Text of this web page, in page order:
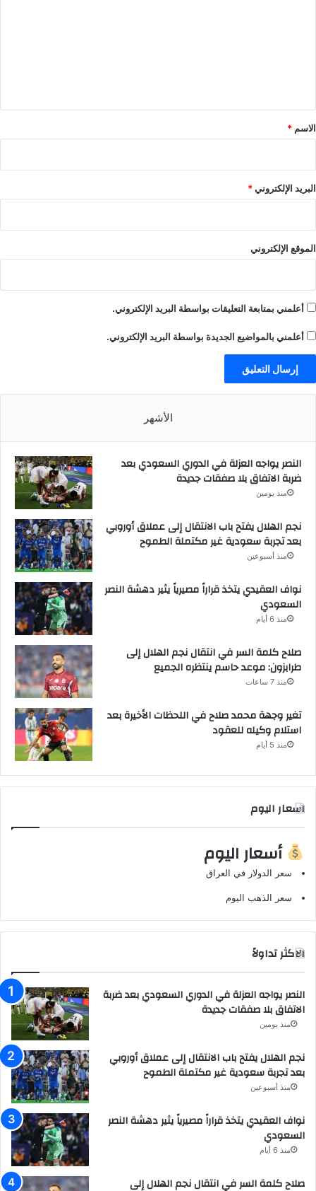
*
الاسم *
البريد الإلكتروني*
الموقع الإلكتروني
أعلمني بمتابعة التعليقات بواسطة البريد الإلكتروني.
أعلمني بالمواضيع الجديدة بواسطة البريد الإلكتروني.
الأشهر
النصر يواجه العزلة في الدوري السعودي بعد
ضربة الاتفاق بلا صفقات جديدة
منذ يومين
نجم الهلال يفتح باب الانتقال إلى عملاق أوروبي
بعد تجربة سعودية غير مكتملة الطموح
منذ أسبوعين
نواف العقيدي يتخذ قراراً مصيرياً يثير دهشة النصر
السعودي
منذ 6 أيام
صلاح كلمة السر في انتقال نجم الهلال إلى
طرابزون: موعد حاسم ينتظره الجميع
منذ 7 ساعات
تغير وجهة محمد صلاح في اللحظات الأخيرة بعد
استلام وكيله للعقود
منذ 5 أيام
اسعار اليوم
أسعار اليوم
سعر الدولار في العراق
سعر الذهب اليوم
الاكثر تداولاً
النصر يواجه العزلة في الدوري السعودي بعد ضربة
الاتفاق بلا صفقات جديدة
منذ يومين
نجم الهلال يفتح باب الانتقال إلى عملاق أوروبي
بعد تجربة سعودية غير مكتملة الطموح
منذ أسبوعين
نواف العقيدي يتخذ قراراً مصيرياً يثير دهشة النصر
السعودي
منذ 6 أيام
صلاح كلمة السر في انتقال نجم الهلال إلى